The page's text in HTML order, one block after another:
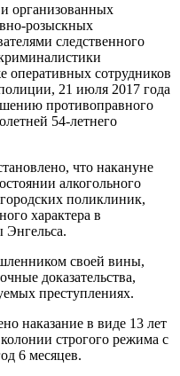
организованных
розыскных
следственного
оперативных сотрудников
21 июля 2017 года
противоправного
54-летнего
что накануне
алкогольного
поликлиник,
характера в
своей вины,
доказательства,
преступлениях.
наказание в виде 13 лет
строгого режима с
6 месяцев.